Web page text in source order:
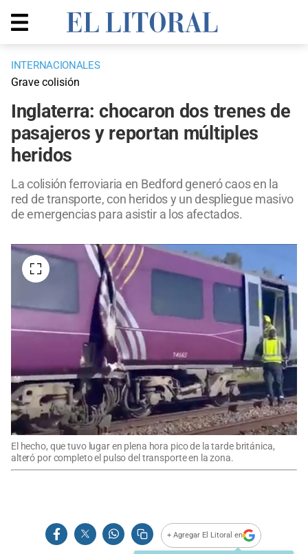
INTERNACIONALES
Grave colisión
Inglaterra: chocaron dos trenes de
pasajeros y reportan múltiples
heridos
La colisión ferroviaria en Bedford generó caos en la
red de transporte, con heridos y un despliegue masivo
de emergencias para asistir a los afectados.
El hecho, que tuvo lugar en plena hora pico de la tarde británica,
alteró por completo el pulso del transporte en la zona.
+ Agregar El Litoral en